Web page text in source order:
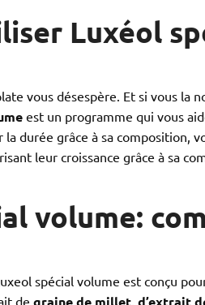
Luxéol
vous désespère. Et si vous la
est un programme qui vous
durée grâce à sa composition,
leur croissance grâce à sa
volume:
spécial volume est conçu
de graine de millet, d’extrait